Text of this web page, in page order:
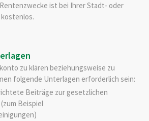
ist bei Ihrer Stadt- oder
zu klären beziehungsweise zu
folgende Unterlagen erforderlich sein:
Beiträge zur gesetzlichen
Beispiel